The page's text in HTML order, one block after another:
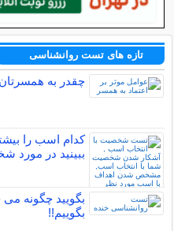
تازه های تست روانشناسی
چقدر به همسرتان
کدام اسب را
ببینید در
بگویید چگونه
بگوییم!!